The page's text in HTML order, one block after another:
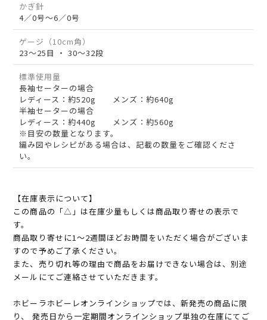
かぎ針
4／0号～6／0号
ゲージ（10cm角）
23～25目 ・ 30～32段
標準使用量
長袖セーターの場合
レディース：約520g メンズ：約640g
半袖セーターの場合
レディース：約440g メンズ：約560g
※目安の数量となります。
編み図やレシピがある場合は、記載の数量をご確認くださ
い。
【在庫表示について】
この商品の「△」は在庫少量もしくは商品取り寄せの表示で
す。
商品取り寄せに1～2週間ほどお時間をいただく場合がございま
すので予めご了承ください。
また、売り切れ等の理由で商品をお届けできない場合は、別途
メールにてご連絡させていただきます。
ホビーラホビーレオンラインショップでは、新発売の商品に限
り、 発売日から一定期間オンラインショップ単独の在庫にてご